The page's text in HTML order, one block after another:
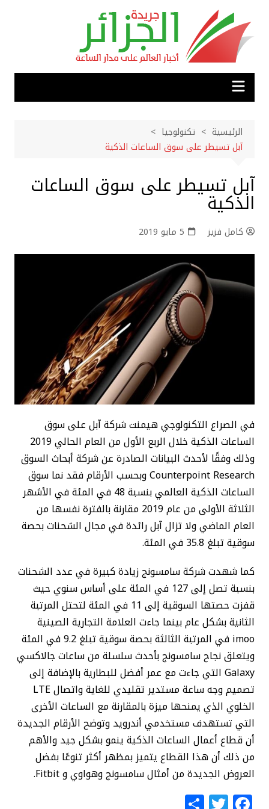
المحتوى
الرئيسية
تكنولوجيا
آبل تسيطر على سوق الساعات الذكية
آبل تسيطر على سوق الساعات
الذكية
كامل فزيز 5 مايو 2019
في الصراع التكنولوجي هيمنت شركة آبل على سوق
الساعات الذكية خلال الربع الأول من العام الحالي 2019
وذلك وفقًا لأحدث البيانات الصادرة عن شركة أبحاث السوق
Counterpoint Research وبحسب الأرقام فقد نما سوق
الساعات الذكية العالمي بنسبة 48 في المئة في الأشهر
الثلاثة الأولى من عام 2019 مقارنة بالفترة نفسها من
العام الماضي ولا تزال آبل رائدة في مجال الشحنات بحصة
سوقية تبلغ 35.8 في المئة.
كما شهدت شركة سامسونج زيادة كبيرة في عدد الشحنات
بنسبة تصل إلى 127 في المئة على أساس سنوي حيث
قفزت حصتها السوقية إلى 11 في المئة لتحتل المرتبة
الثانية بشكل عام بينما جاءت العلامة التجارية الصينية
imoo في المرتبة الثالثة بحصة سوقية تبلغ 9.2 في المئة
ويتعلق نجاح سامسونج بأحدث سلسلة من ساعات جالاكسي
Galaxy التي جاءت مع عمر أفضل للبطارية بالإضافة إلى
تصميم وجه ساعة مستدير تقليدي للغاية واتصال LTE
الخلوي الذي يمنحها ميزة بالمقارنة مع الساعات الأخرى
التي تستهدف مستخدمي أندرويد وتوضح الأرقام الجديدة
أن قطاع أعمال الساعات الذكية ينمو بشكل جيد والأهم
من ذلك أن هذا القطاع يتميز بمظهر أكثر تنوعًا بفضل
العروض الجديدة من أمثال سامسونج وهواوي و Fitbit.